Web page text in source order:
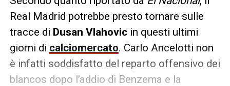
Real Madrid potrebbe presto tornare sulle
tracce di Dusan Vlahovicin questi ultimi
giorni di calciomercato. Carlo Ancelotti non
è infatti soddisfatto del reparto offensivo dei
blancos dopo l’addio di Benzema e la